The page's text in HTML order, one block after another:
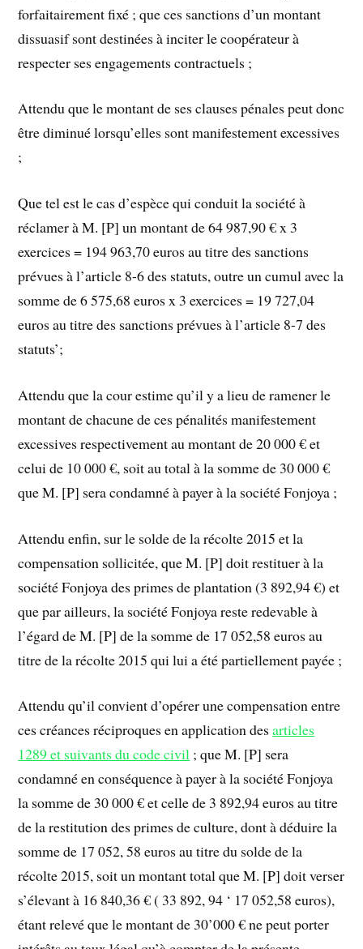
forfaitairement fixé ; que ces sanctions d’un montant
dissuasif sont destinées à inciter le coopérateur à
respecter ses engagements contractuels ;
Attendu que le montant de ses clauses pénales peut donc
être diminué lorsqu’elles sont manifestement excessives
;
Que tel est le cas d’espèce qui conduit la société à
réclamer à M. [P] un montant de 64 987,90 € x 3
exercices = 194 963,70 euros au titre des sanctions
prévues à l’article 8-6 des statuts, outre un cumul avec la
somme de 6 575,68 euros x 3 exercices = 19 727,04
euros au titre des sanctions prévues à l’article 8-7 des
statuts’;
Attendu que la cour estime qu’il y a lieu de ramener le
montant de chacune de ces pénalités manifestement
excessives respectivement au montant de 20 000 € et
celui de 10 000 €, soit au total à la somme de 30 000 €
que M. [P] sera condamné à payer à la société Fonjoya ;
Attendu enfin, sur le solde de la récolte 2015 et la
compensation sollicitée, que M. [P] doit restituer à la
société Fonjoya des primes de plantation (3 892,94 €) et
que par ailleurs, la société Fonjoya reste redevable à
l’égard de M. [P] de la somme de 17 052,58 euros au
titre de la récolte 2015 qui lui a été partiellement payée ;
Attendu qu’il convient d’opérer une compensation entre
ces créances réciproques en application desarticles
1289 et suivants du code civil ; que M. [P] sera
condamné en conséquence à payer à la société Fonjoya
la somme de 30 000 € et celle de 3 892,94 euros au titre
de la restitution des primes de culture, dont à déduire la
somme de 17 052, 58 euros au titre du solde de la
récolte 2015, soit un montant total que M. [P] doit verser
s’élevant à 16 840,36 € ( 33 892, 94 ‘ 17 052,58 euros),
étant relevé que le montant de 30’000 € ne peut porter